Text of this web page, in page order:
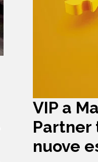
VIP a
Partner
nuove